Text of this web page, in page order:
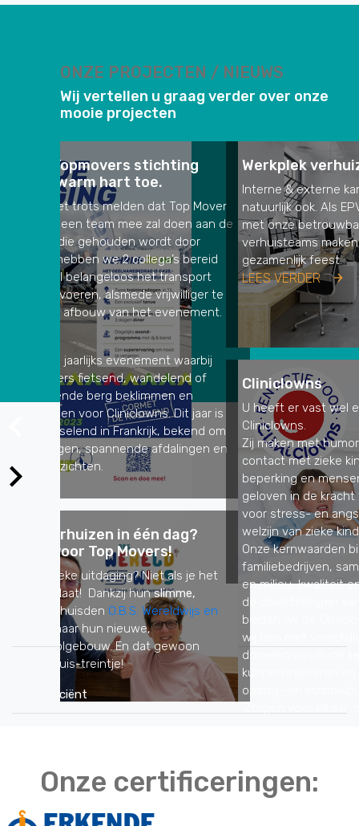
ONZE PROJECTEN / NIEUWS
Wij vertellen u graag verder over onze
mooie projecten
Werkplek verhuizing
Interne & externe kantoorverhuizingen kunnen wij
natuurlijk ook. Als EPV (Erkende Project Verhuizer)
met onze betrouwbare (VOG), gediplomeerde
verhuisteams maken wij uw project tot een
gezamenlijk feest.
LEES VERDER
Cliniclowns
U heeft er vast wel eens van gehoord; de
Cliniclowns.
Zij maken met humor, improvisatie en creativiteit
contact met zieke kinderen, kinderen met een
beperking en mensen met dementie. Cliniclowns
geloven in de kracht van contact. Afleiding zorgt
voor stress- en angstreductie en verhoogt het
welzijn van zieke kinderen.
Onze kernwaarden binnen Top Movers:
familiebedrijven, samenwerken, respect voor mens
en milieu, kwaliteit en veiligheid, sluiten goed aan bij
de doelstellingen van Stichting Cliniclowns. Daarom
bieden wij de Cliniclowns financiële steun en helpen
wij hen met verschillende diensten. Zoals het
doneren van oude telefoons en cartridges die zij
kunnen inleveren en wij bieden hen landelijk bieden
opslag- en inzamelpunten voor speciale acties.
Onze certificeringen: